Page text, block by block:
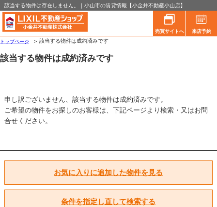
該当する物件は存在しません。｜小山市の賃貸情報【小金井不動産小山店】
売買サイトへ
来店予約
トップページ
該当する物件は成約済みです
該当する物件は成約済みです
申し訳ございません、該当する物件は成約済みです。
ご希望の物件をお探しのお客様は、下記ページより検索・又はお問
合せください。
お気に入りに追加した物件を見る
条件を指定し直して検索する